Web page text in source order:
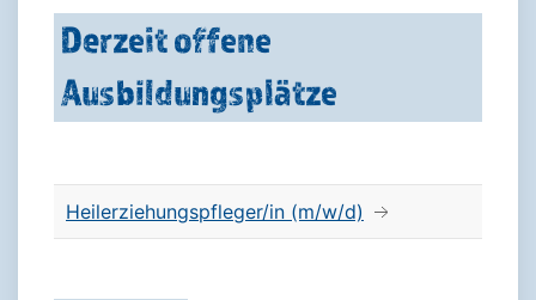
Derzeit offene
Ausbildungsplätze
Heilerziehungspfleger/in (m/w/d)